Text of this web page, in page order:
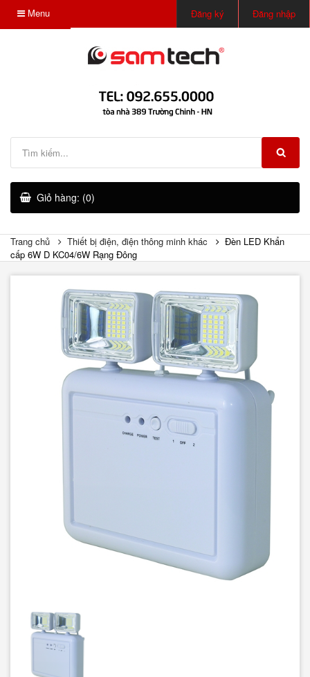
Menu Đăng ký Đăng nhập
Giỏ hàng: (0)
Trang chủ Thiết bị điện, điện thông minh khác
Đèn LED Khẩn
cấp 6W D KC04/6W Rạng Đông